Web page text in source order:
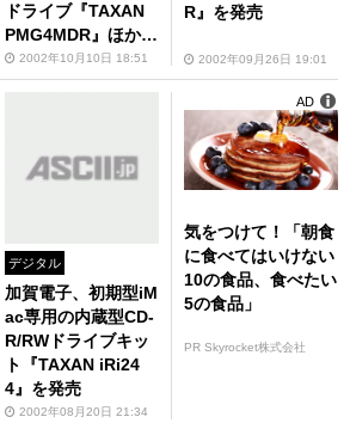
ドライブ『TAXAN
PMG4MDR』ほかを
発売2002年10月10日 18:51
R』を発売
2002年09月26日 19:01
デジタル
加賀電子、初期型iM
ac専用の内蔵型CD-
R/RWドライブキッ
ト『TAXAN iRi24
4』を発売
2002年08月20日 21:34
気をつけて！「朝食
に食べてはいけない
10の食品、食べたい
5の食品」
PR Skyrocket株式会社
AD